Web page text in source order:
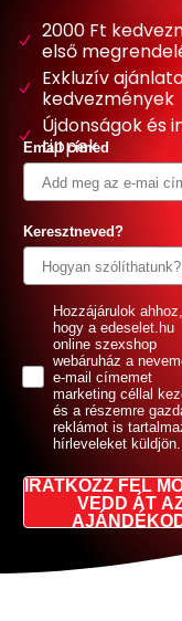
2000 Ft
első
Exkluzív
kedvezmények
Újdonságok és
tippek
Email címed
Keresztneved?
GDPRHozzájárulok ahhoz,
hogy a edeselet.hu
online szexshop
webáruház a
e-mail címemet
marketing céllal
és a részemre
reklámot is
hírleveleket küldjön.
IRATKOZZ FEL
VEDD ÁT